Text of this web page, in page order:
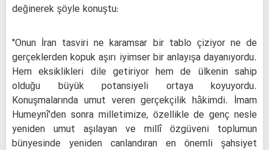
değinerek şöyle konuştu:
"Onun İran tasviri ne karamsar bir tablo çiziyor ne de
gerçeklerden kopuk aşırı iyimser bir anlayışa dayanıyordu.
Hem eksiklikleri dile getiriyor hem de ülkenin sahip
olduğu büyük potansiyeli ortaya koyuyordu.
Konuşmalarında umut veren gerçekçilik hâkimdi. İmam
Humeynî'den sonra milletimize, özellikle de genç nesle
yeniden umut aşılayan ve millî özgüveni toplumun
bünyesinde yeniden canlandıran en önemli şahsiyet